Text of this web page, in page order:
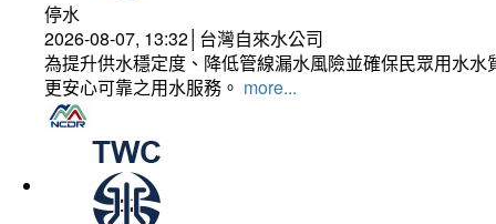
停水
2026-08-07, 13:32│台灣自來水公司
為提升供水穩定度、降低管線漏水風險並確保民眾用水
更安心可靠之用水服務。 more...